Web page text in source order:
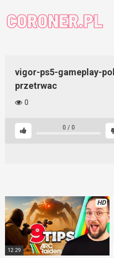
content
vigor-ps5-gameplay-
przetrwac
0
0 / 0
HD
12:29